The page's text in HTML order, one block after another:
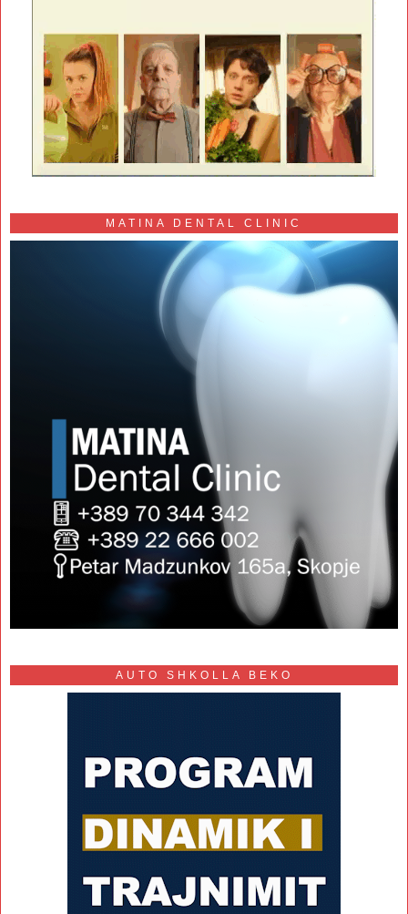
MATINA DENTAL CLINIC
AUTO SHKOLLA BEKO